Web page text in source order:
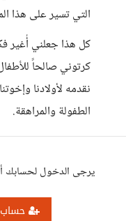
التي تسير على هذا
كل هذا جعلني أُغير
كرتوني صالحاً
نقدمه لأولادنا
الطفولة والمراهقة.
يرجى الدخول لحسابك